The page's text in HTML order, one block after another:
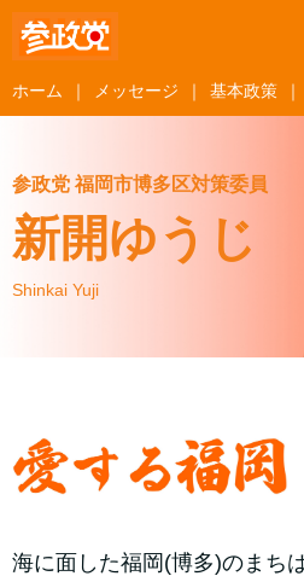
ホーム メッセージ 基本政策
参政党 福岡市博多区対策委員
新開ゆうじ
Shinkai Yuji
海に面した福岡(博多)のまち